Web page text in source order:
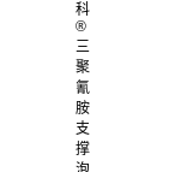
科
®
三
聚
氰
胺
支
撑